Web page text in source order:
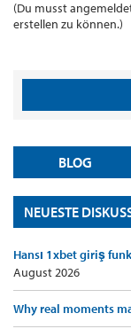
(Du musst
erstellen zu können.)
BLOG
NEUESTE
Hansı 1xbet giriş
August 2026
Why real moments